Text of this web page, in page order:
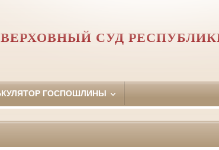
ВЕРХОВНЫЙ СУД
ГОСПОШЛИНЫ